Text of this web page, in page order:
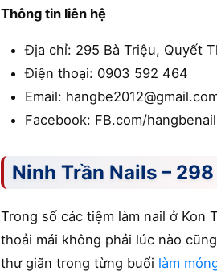
Thông tin liên hệ
Địa chỉ: 295 Bà Triệu, Quyết
Điện thoại: 0903 592 464
Email:
Facebook: FB.com/
Ninh Trần Nails –
Trong số các tiệm làm nail ở Kon
thoải mái không phải lúc nào
thư giãn trong từng buổi làm